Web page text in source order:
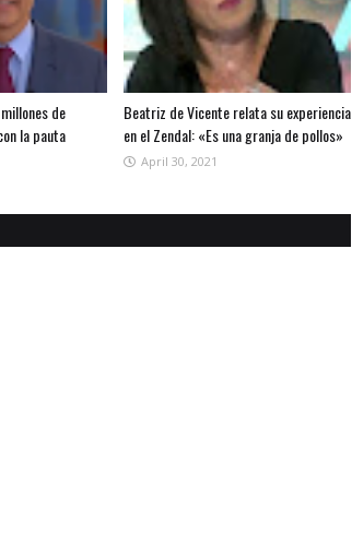
de
la pauta
Beatriz de Vicente relata su experiencia
en el Zendal: «Es una granja de pollos»
April 30, 2021